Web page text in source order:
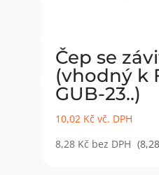
Čep se
(vhodný k
GUB-23..)
10,02 Kč vč. DPH
8,28 Kč bez DPH